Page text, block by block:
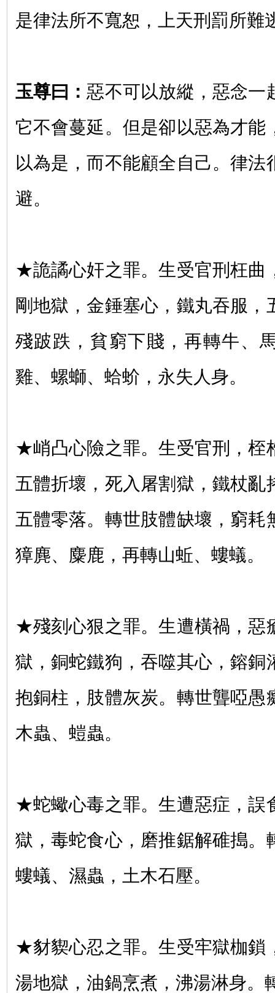
是律法所不寬恕，上天刑罰所難
玉尊曰： 惡不可以放縱，惡念一
它不會蔓延。但是卻以惡為才能
以為是，而不能顧全自己。律法
避。
★詭譎心奸之罪。生受官刑枉曲
剛地獄，金錘塞心，鐵丸吞服，
殘跛跌，貧窮下賤，再轉牛、
雞、螺螄、蛤蚧，永失人身。
★峭凸心險之罪。生受官刑，桎
五體折壞，死入屠割獄，鐵杖亂
五體零落。轉世肢體缺壞，窮耗
獐麂、麋鹿，再轉山蚯、螻蟻。
★殘刻心狠之罪。生遭橫禍，惡
獄，銅蛇鐵狗，吞噬其心，鎔銅
抱銅柱，肢體灰炭。轉世聾啞愚
木蟲、螘蟲。
★蛇蠍心毒之罪。生遭惡症，誤
獄，毒蛇食心，磨推鋸解碓搗。
螻蟻、濕蟲，土木石壓。
★豺䝟心忍之罪。生受牢獄枷鎖
湯地獄，油鍋烹煮，沸湯淋身。